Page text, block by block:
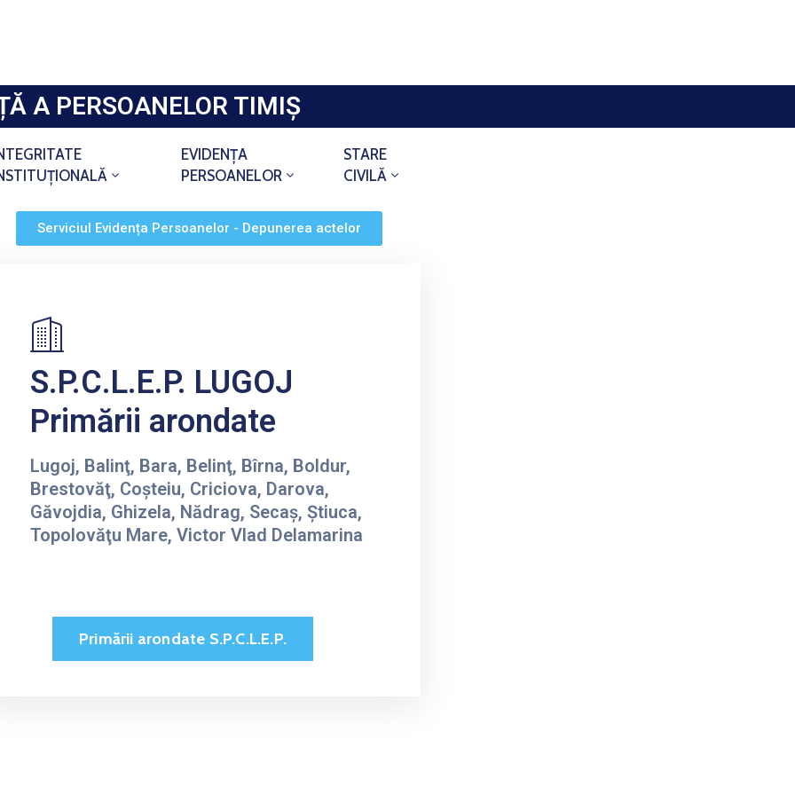
A PERSOANELOR TIMIȘ
EVIDENȚA
PERSOANELOR
STARE
CIVILĂ
Serviciul Evidența Persoanelor - Depunerea actelor
S.P.C.L.E.P. LUGOJ
Primării arondate
Lugoj, Balinţ, Bara, Belinţ, Bîrna, Boldur,
Brestovăţ, Coşteiu, Criciova, Darova,
Găvojdia, Ghizela, Nădrag, Secaş, Ştiuca,
Topolovăţu Mare, Victor Vlad Delamarina
Primării arondate S.P.C.L.E.P.